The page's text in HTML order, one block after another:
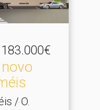
183.000€
/ O.